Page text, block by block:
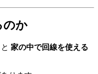
のか
家の中で回線を使える